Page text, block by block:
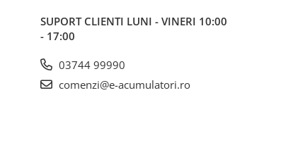
SUPORT CLIENTI LUNI - VINERI 10:00
- 17:00
03744 99990
comenzi@e-acumulatori.ro